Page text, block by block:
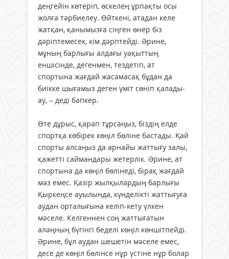
деңгейін көтеріп, өскелең ұрпақты осы
жолға тәрбиелеу. Өйткені, атадан келе
жатқан, қанымызға сіңген өнер біз
дәріптемесек, кім дәрптейді. Әрине,
мұның барлығы алдағы уақыттың
еншісінде, дегенмен, тездетіп, ат
спортына жағдай жасамасақ бұдан да
биікке шығамыз деген үміт сөніп қалады-
ау, – деді бапкер.
Өте дұрыс, қарап тұрсаңыз, біздің елде
спортқа көбірек көңіл бөліне бастады. Қай
спорты алсаңыз да арнайы жаттығу залы,
қажетті саймандары жетерлік. Әрине, ат
спортына да көңіл бөлінеді, бірақ жағдай
мәз емес. Қазір жылқылардың барлығы
Қыркеңсе ауылында, күнделікті жаттығуға
аудан орталығына келіп-кету үлкен
мәселе. Келгеннен соң жаттығатын
алаңның бүгінгі беделі көңіл көншітпейді.
Әрине, бұл аудан шешетін мәселе емес,
десе де көңіл бөлінсе нұр үстіне нұр болар